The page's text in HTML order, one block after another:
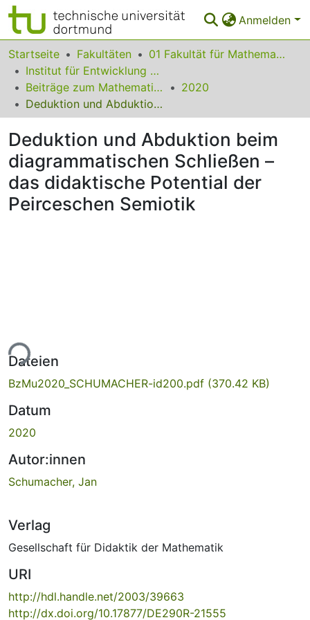
Anmelden
Bereiche & Sammlungen
Das gesamte Repositorium
Statistiken
FAQ
Leitlinien
Zurück zur Startseite
Startseite Fakultäten
01 Fakultät für Mathematik
Institut für Entwicklung und Erforschung des Mathematikunterrichts
Beiträge zum Mathematikunterricht
2020
Deduktion und Abduktion beim diagrammatischen Schließen – das didaktische Potential der Peirceschen Semiotik
Deduktion und Abduktion beim
diagrammatischen Schließen –
das didaktische Potential der
Peirceschen Semiotik
Dateien
BzMu2020_SCHUMACHER-id200.pdf (370.42 KB)
Datum
2020
Autor:innen
Schumacher, Jan
Verlag
Gesellschaft für Didaktik der Mathematik
URI
http://hdl.handle.net/2003/39663
http://dx.doi.org/10.17877/DE290R-21555